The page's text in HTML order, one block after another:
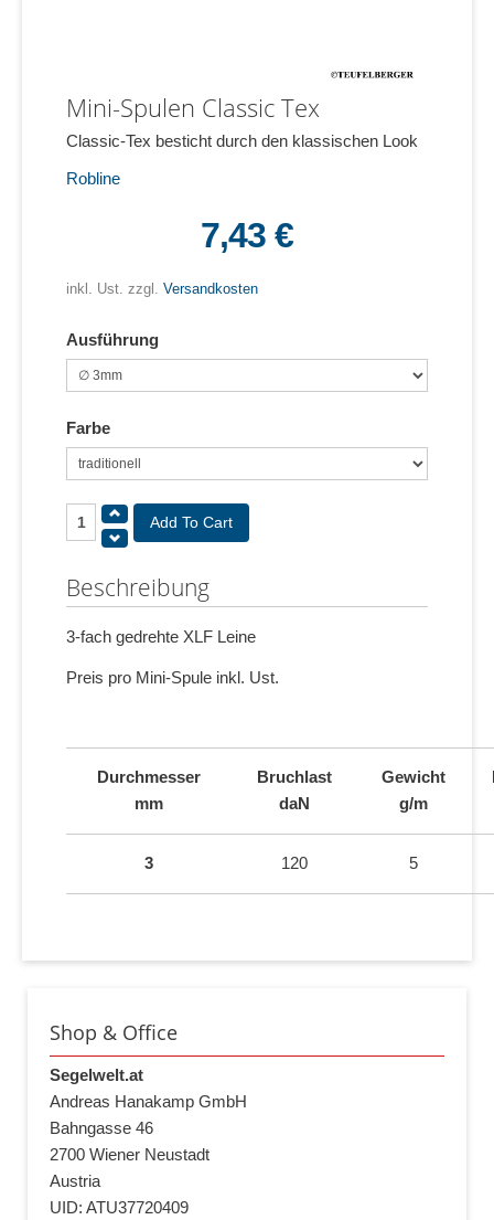
Mini-Spulen Classic Tex
Classic-Tex besticht durch den klassischen Look
Robline
7,43 €
inkl. Ust. zzgl. Versandkosten
Ausführung
Farbe
Beschreibung
3-fach gedrehte XLF Leine
Preis pro Mini-Spule inkl. Ust.
Durchmesser
mm
Bruchlast
daN
Gewicht
g/m
3 120 5
Shop & Office
Segelwelt.at
Andreas Hanakamp GmbH
Bahngasse 46
2700 Wiener Neustadt
Austria
UID: ATU37720409